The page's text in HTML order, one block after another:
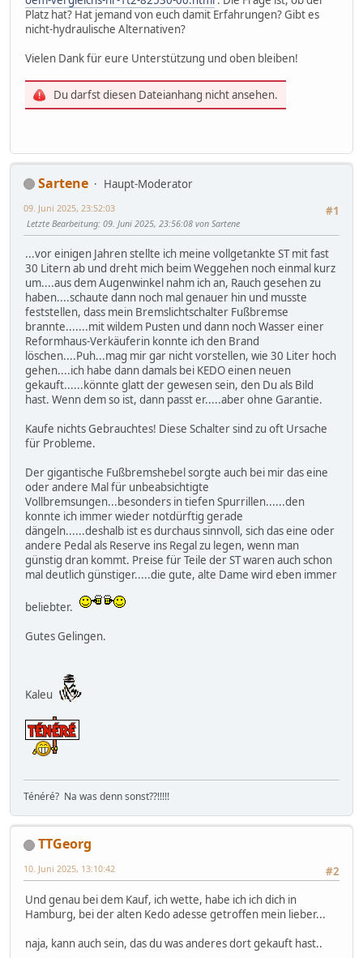
Platz hat? Hat jemand von euch damit Erfahrungen? Gibt es
nicht-hydraulische Alternativen?
Vielen Dank für eure Unterstützung und oben bleiben!
Du darfst diesen Dateianhang nicht ansehen.
Sartene
Haupt-Moderator
#1
09. Juni 2025, 23:52:03
Letzte Bearbeitung: 09. Juni 2025, 23:56:08 von Sartene
...vor einigen Jahren stellte ich meine vollgetankte ST mit fast
30 Litern ab und dreht mich beim Weggehen noch einmal kurz
um....aus dem Augenwinkel nahm ich an, Rauch gesehen zu
haben....schaute dann noch mal genauer hin und musste
feststellen, dass mein Bremslichtschalter Fußbremse
brannte.......mit wildem Pusten und dann noch Wasser einer
Reformhaus-Verkäuferin konnte ich den Brand
löschen....Puh...mag mir gar nicht vorstellen, wie 30 Liter hoch
gehen....ich habe dann damals bei KEDO einen neuen
gekauft......könnte glatt der gewesen sein, den Du als Bild
hast. Wenn dem so ist, dann passt er.....aber ohne Garantie.
Kaufe nichts Gebrauchtes! Diese Schalter sind zu oft Ursache
für Probleme.
Der gigantische Fußbremshebel sorgte auch bei mir das eine
oder andere Mal für unbeabsichtigte
Vollbremsungen...besonders in tiefen Spurrillen......den
konnte ich immer wieder notdürftig gerade
dängeln......deshalb ist es durchaus sinnvoll, sich das eine oder
andere Pedal als Reserve ins Regal zu legen, wenn man
günstig dran kommt. Preise für Teile der ST waren auch schon
mal deutlich günstiger.....die gute, alte Dame wird eben immer
beliebter.
Gutes Gelingen.
Kaleu
Ténéré? Na was denn sonst??!!!!!
TTGeorg
#2
10. Juni 2025, 13:10:42
Und genau bei dem Kauf, ich wette, habe ich ich dich in
Hamburg, bei der alten Kedo adesse getroffen mein lieber...
naja, kann auch sein, das du was anderes dort gekauft hast..